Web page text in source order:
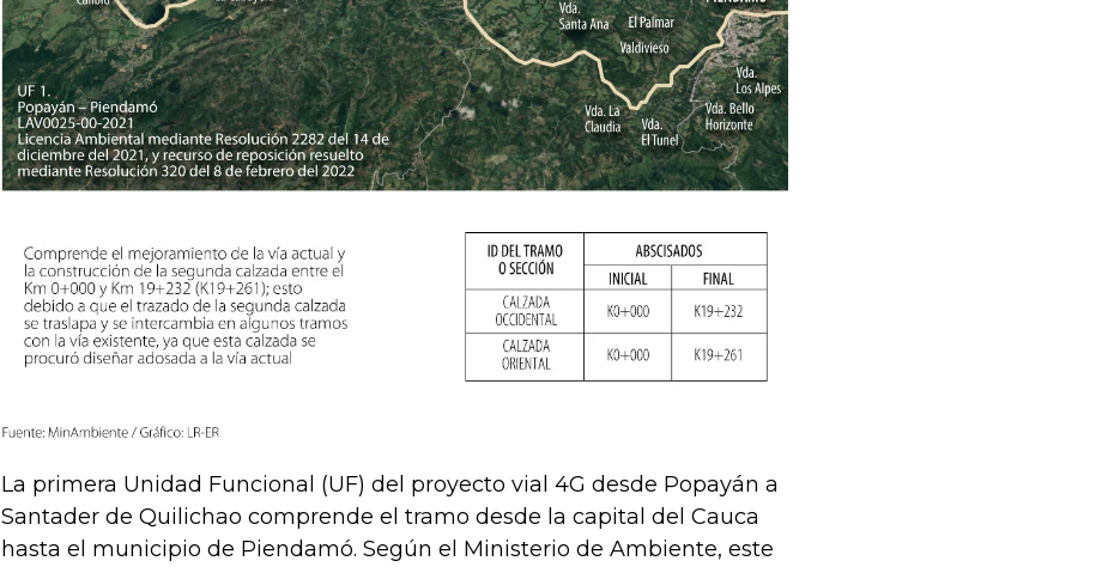
La primera Unidad Funcional (UF) del proyecto vial 4G desde Popayán a
Santader de Quilichao comprende el tramo desde la capital del Cauca
hasta el municipio de Piendamó. Según el Ministerio de Ambiente, este